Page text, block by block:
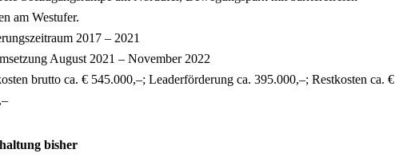
am Westufer.
2017 – 2021
August 2021 – November 2022
brutto ca. € 545.000,–; Leaderförderung ca. 395.000,–; Restkosten ca. €
bisher